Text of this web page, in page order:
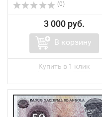
(0)
3 000 руб.
В корзину